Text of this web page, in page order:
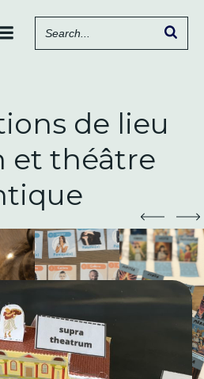
contenu
de lieu
et théâtre